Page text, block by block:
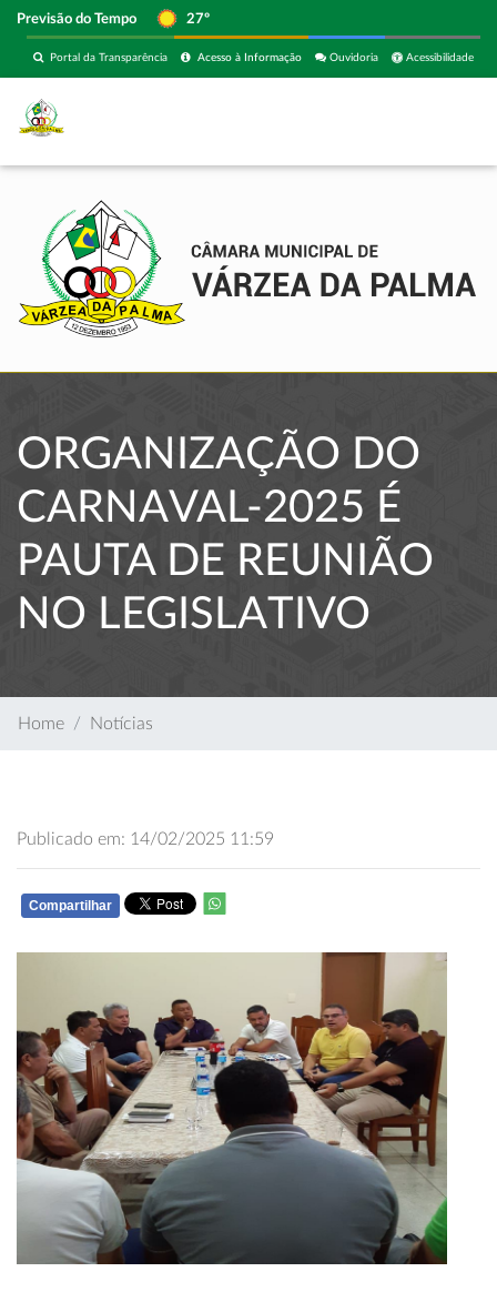
Previsão do Tempo 27º
Acessibilidade
Ouvidoria
Acesso à Informação
Portal da Transparência
ORGANIZAÇÃO DO
CARNAVAL-2025 É
PAUTA DE REUNIÃO
NO LEGISLATIVO
Home Notícias
Publicado em: 14/02/2025 11:59
Compartilhar